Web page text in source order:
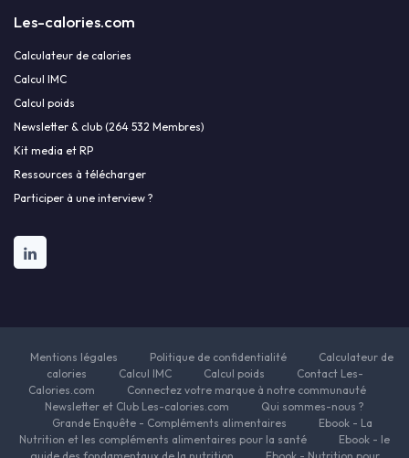
Les-calories.com
Calculateur de calories
Calcul IMC
Calcul poids
Newsletter & club (264 532 Membres)
Kit media et RP
Ressources à télécharger
Participer à une interview ?
Mentions légales Politique de confidentialité
Calculateur de
calories
Calcul IMC Calcul poids
Contact Les-
Calories.com
Connectez votre marque à notre communauté
Newsletter et Club Les-calories.com
Qui sommes-nous ?
Grande Enquête - Compléments alimentaires
Ebook - La
Nutrition et les compléments alimentaires pour la santé
Ebook - le